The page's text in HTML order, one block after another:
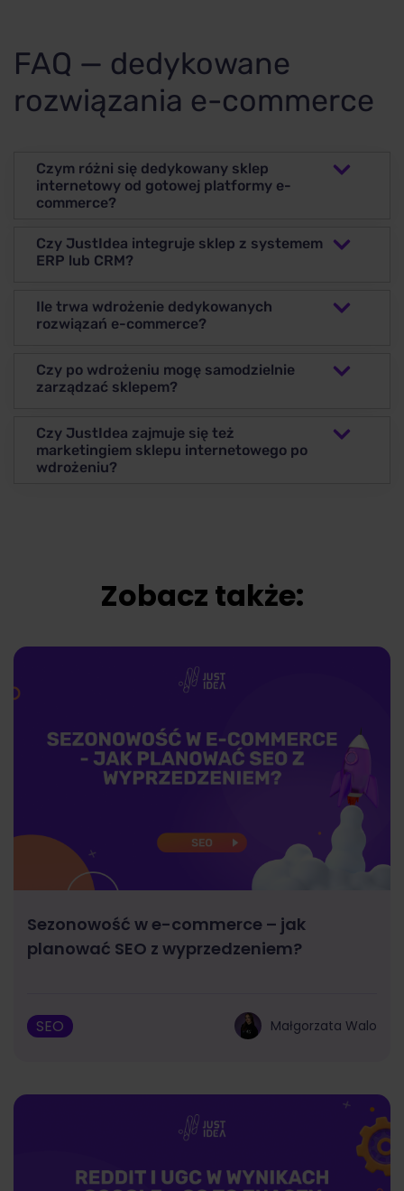
FAQ — dedykowane
rozwiązania e-commerce
Czym różni się dedykowany sklep
internetowy od gotowej platformy e-
commerce?
Czy JustIdea integruje sklep z systemem
ERP lub CRM?
Ile trwa wdrożenie dedykowanych
rozwiązań e-commerce?
Czy po wdrożeniu mogę samodzielnie
zarządzać sklepem?
Czy JustIdea zajmuje się też
marketingiem sklepu internetowego po
wdrożeniu?
Zobacz także:
Sezonowość w e-commerce – jak
planować SEO z wyprzedzeniem?
SEO Małgorzata Walo